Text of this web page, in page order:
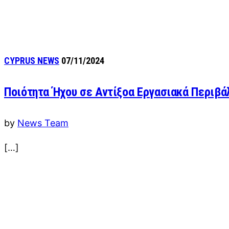
CYPRUS NEWS 07/11/2024
Ποιότητα Ήχου σε Αντίξοα Εργασιακά
by News Team
[…]